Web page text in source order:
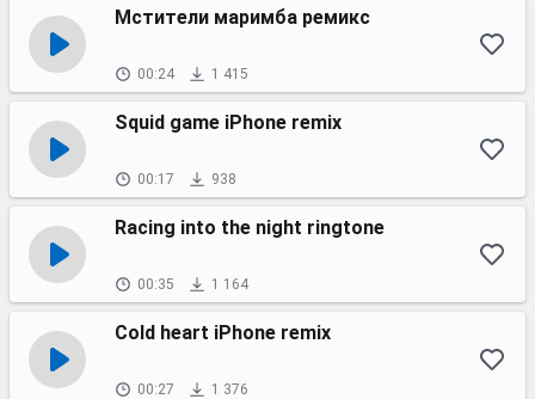
Мстители маримба ремикс
00:24 1 415
Squid game iPhone remix
00:17 938
Racing into the night ringtone
00:35 1 164
Cold heart iPhone remix
00:27 1 376